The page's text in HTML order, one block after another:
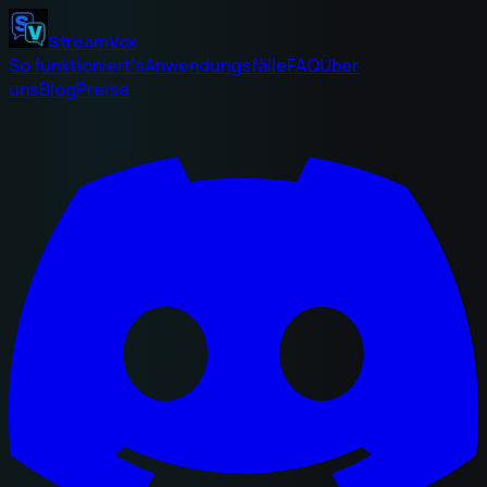
StreamVox
So funktioniert'sAnwendungsfälleFAQÜber
unsBlogPreise